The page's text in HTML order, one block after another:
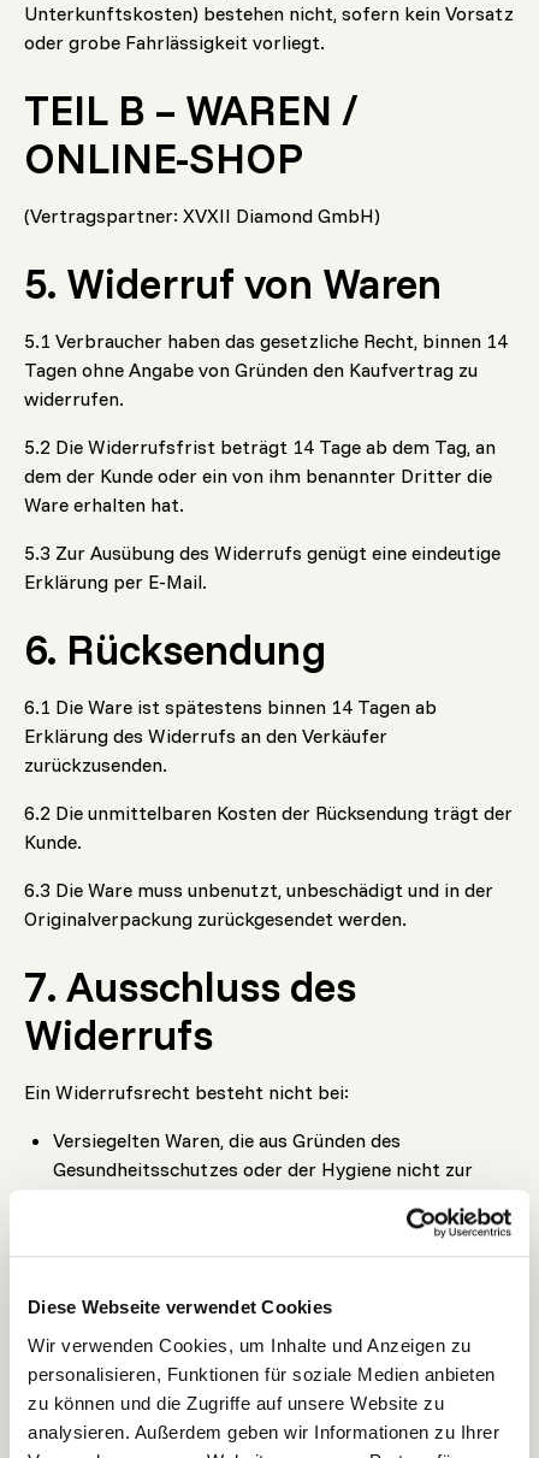
Diese Webseite verwendet Cookies
Wir verwenden Cookies, um Inhalte und Anzeigen zu
personalisieren, Funktionen für soziale Medien anbieten
zu können und die Zugriffe auf unsere Website zu
analysieren. Außerdem geben wir Informationen zu Ihrer
Unterkunftskosten) bestehen nicht, sofern kein Vorsatz
oder grobe Fahrlässigkeit vorliegt.
TEIL B – WAREN /
ONLINE-SHOP
(Vertragspartner: XVXII Diamond GmbH)
5. Widerruf von Waren
5.1 Verbraucher haben das gesetzliche Recht, binnen 14
Tagen ohne Angabe von Gründen den Kaufvertrag zu
widerrufen.
5.2 Die Widerrufsfrist beträgt 14 Tage ab dem Tag, an
dem der Kunde oder ein von ihm benannter Dritter die
Ware erhalten hat.
5.3 Zur Ausübung des Widerrufs genügt eine eindeutige
Erklärung per E-Mail.
6. Rücksendung
6.1 Die Ware ist spätestens binnen 14 Tagen ab
Erklärung des Widerrufs an den Verkäufer
zurückzusenden.
6.2 Die unmittelbaren Kosten der Rücksendung trägt der
Kunde.
6.3 Die Ware muss unbenutzt, unbeschädigt und in der
Originalverpackung zurückgesendet werden.
7. Ausschluss des
Widerrufs
Ein Widerrufsrecht besteht nicht bei:
Versiegelten Waren, die aus Gründen des
Gesundheitsschutzes oder der Hygiene nicht zur
individuell angefertigten Produkten
Produkten, deren Verfallsdatum überschritten oder
8. Rückerstattung
8.1 Nach ordnungsgemäßem Widerruf wird der